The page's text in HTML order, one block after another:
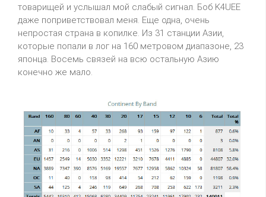
товарищей и услышал мой слабый сигнал. Боб K4UEE
даже поприветствовал меня. Еще одна, очень
непростая страна в копилке. Из 31 станции Азии,
которые попали в лог на 160 метровом диапазоне, 23
японца. Восемь связей на всю остальную Азию
конечно же мало.